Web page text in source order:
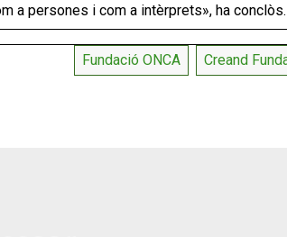
a persones i com a intèrprets», ha conclòs.
Fundació ONCA Creand